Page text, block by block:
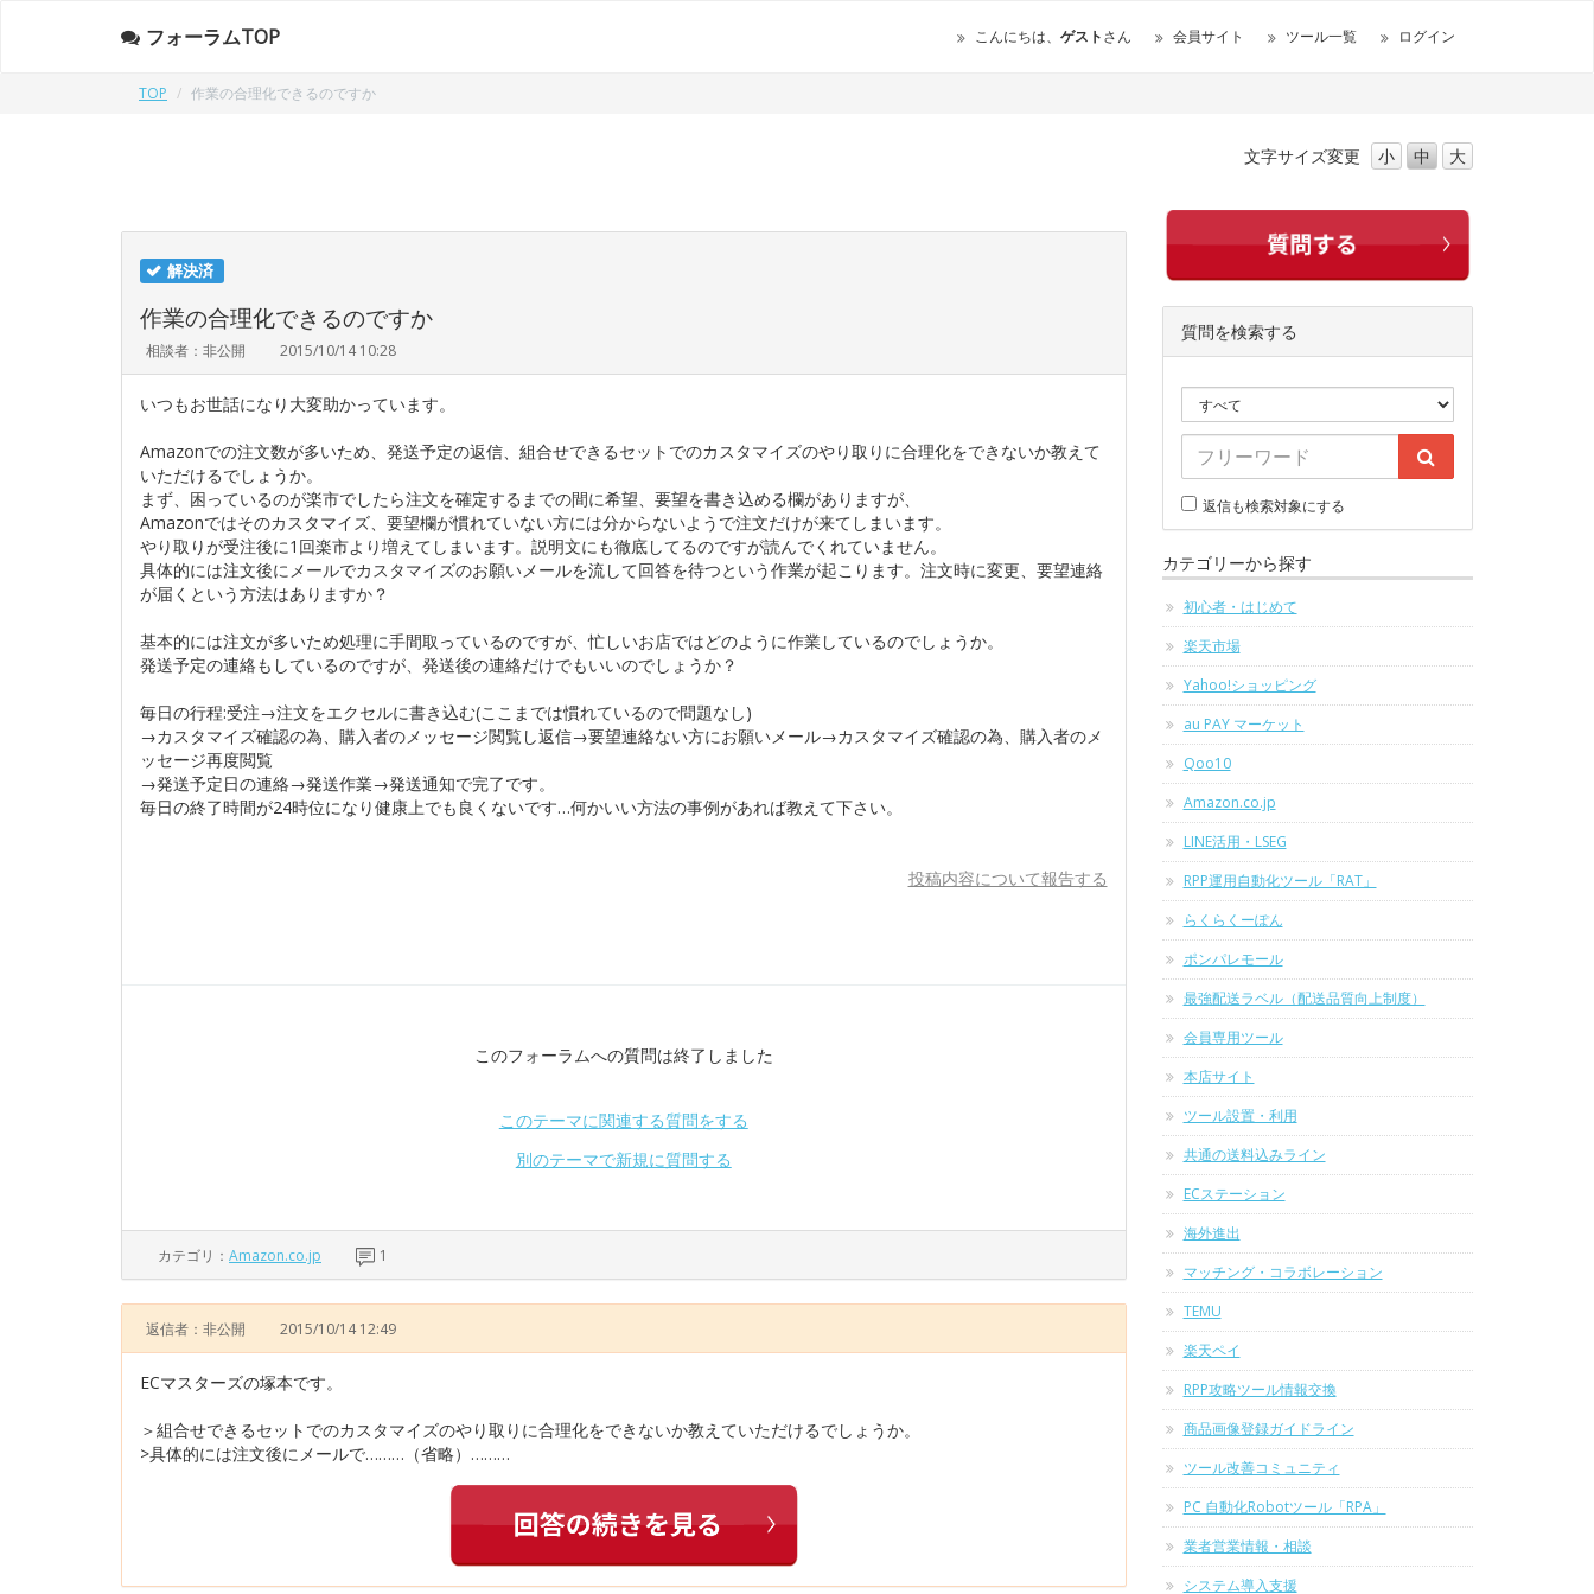
フォーラムTOP こんにちは、 ゲストさん 会員サイト ツール一覧 ログイン
TOP 作業の合理化できるのですか
文字サイズ変更 小 中 大
解決済
作業の合理化できるのですか
相談者：非公開 2015/10/14 10:28
いつもお世話になり大変助かっています。
Amazonでの注文数が多いため、発送予定の返信、組合せできるセットでのカスタマイズのやり取りに合理化をできないか教えて
いただけるでしょうか。
まず、困っているのが楽市でしたら注文を確定するまでの間に希望、要望を書き込める欄がありますが、
Amazonではそのカスタマイズ、要望欄が慣れていない方には分からないようで注文だけが来てしまいます。
やり取りが受注後に1回楽市より増えてしまいます。説明文にも徹底してるのですが読んでくれていません。
具体的には注文後にメールでカスタマイズのお願いメールを流して回答を待つという作業が起こります。注文時に変更、要望連絡
が届くという方法はありますか？
基本的には注文が多いため処理に手間取っているのですが、忙しいお店ではどのように作業しているのでしょうか。
発送予定の連絡もしているのですが、発送後の連絡だけでもいいのでしょうか？
毎日の行程:受注→注文をエクセルに書き込む(ここまでは慣れているので問題なし)
→カスタマイズ確認の為、購入者のメッセージ閲覧し返信→要望連絡ない方にお願いメール→カスタマイズ確認の為、購入者のメ
ッセージ再度閲覧
→発送予定日の連絡→発送作業→発送通知で完了です。
毎日の終了時間が24時位になり健康上でも良くないです…何かいい方法の事例があれば教えて下さい。
投稿内容について報告する
このフォーラムへの質問は終了しました
このテーマに関連する質問をする
別のテーマで新規に質問する
カテゴリ： Amazon.co.jp 1
返信者：非公開 2015/10/14 12:49
ECマスターズの塚本です。
＞組合せできるセットでのカスタマイズのやり取りに合理化をできないか教えていただけるでしょうか。
>具体的には注文後にメールで………（省略）………
質問を検索する
返信も検索対象にする
カテゴリーから探す
初心者・はじめて
楽天市場
Yahoo!ショッピング
au PAY マーケット
Qoo10
Amazon.co.jp
LINE活用・LSEG
RPP運用自動化ツール「RAT」
らくらくーぽん
ポンパレモール
最強配送ラベル（配送品質向上制度）
会員専用ツール
本店サイト
ツール設置・利用
共通の送料込みライン
ECステーション
海外進出
マッチング・コラボレーション
TEMU
楽天ペイ
RPP攻略ツール情報交換
商品画像登録ガイドライン
ツール改善コミュニティ
PC 自動化Robotツール「RPA」
業者営業情報・相談
システム導入支援